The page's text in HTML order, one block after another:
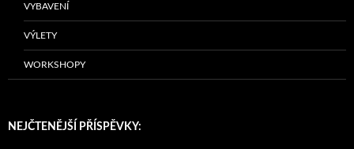
VYBAVENÍ
VÝLETY
WORKSHOPY
NEJČTENĚJŠÍ PŘÍSPĚVKY: